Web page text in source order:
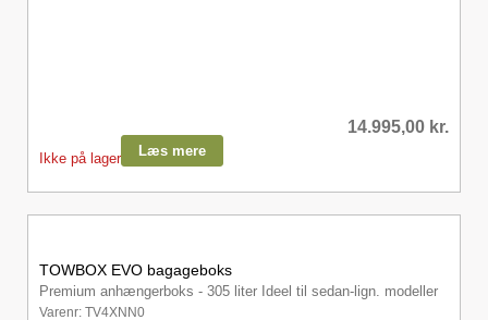
14.995,00 kr.
Ikke på lager Læs mere
TOWBOX EVO bagageboks
Premium anhængerboks - 305 liter Ideel til sedan-lign. modeller
Varenr: TV4XNN0